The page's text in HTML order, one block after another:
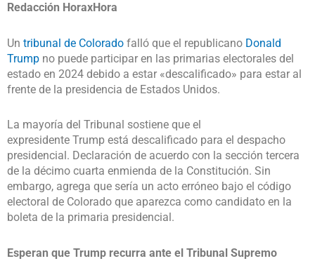
Redacción HoraxHora
Un tribunal de Colorado falló que el republicano Donald
Trump no puede participar en las primarias electorales del
estado en 2024 debido a estar «descalificado» para estar al
frente de la presidencia de Estados Unidos.
La mayoría del Tribunal sostiene que el
expresidente Trump está descalificado para el despacho
presidencial. Declaración de acuerdo con la sección tercera
de la décimo cuarta enmienda de la Constitución. Sin
embargo, agrega que sería un acto erróneo bajo el código
electoral de Colorado que aparezca como candidato en la
boleta de la primaria presidencial.
Esperan que Trump recurra ante el Tribunal Supremo